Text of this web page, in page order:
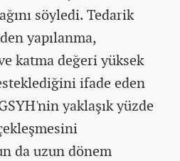
söyledi. Tedarik
yapılanma,
katma değeri yüksek
ifade eden
yaklaşık yüzde
da uzun dönem